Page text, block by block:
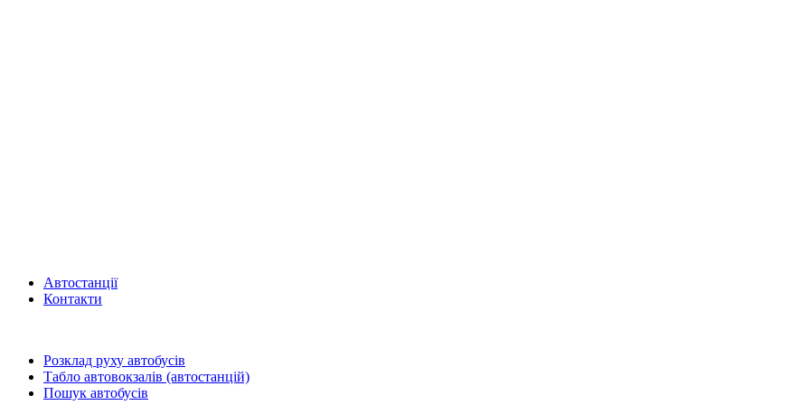
Автостанції
Контакти
Розклад руху автобусів
Табло автовокзалів (автостанцій)
Пошук автобусів